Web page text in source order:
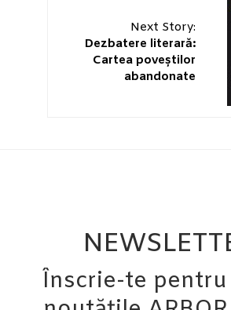
Next Story:
Dezbatere literară:
Cartea poveștilor
abandonate
Înscrie-te